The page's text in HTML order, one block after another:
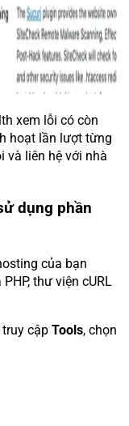
xem lỗi có còn
hoạt lần lượt từng
và liên hệ với nhà
dụng phần
của bạn
thư viện cURL
cập Tools, chọn